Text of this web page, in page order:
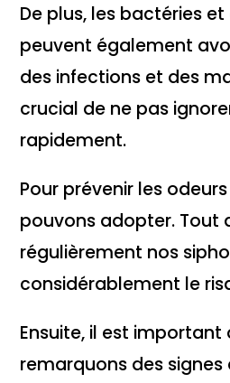
De plus, les bactéries
peuvent également
des infections et des
crucial de ne pas
rapidement.
Pour prévenir les
pouvons adopter. Tout
régulièrement nos
considérablement le
Ensuite, il est
remarquons des